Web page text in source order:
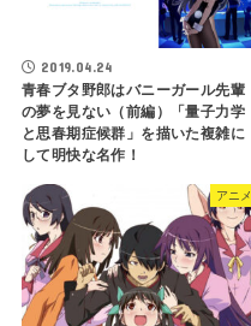
2019.04.24
青春ブタ野郎はバニーガール先輩
の夢を見ない（前編）「量子力学
と思春期症候群」を描いた複雑に
して明快な名作！
アニメ